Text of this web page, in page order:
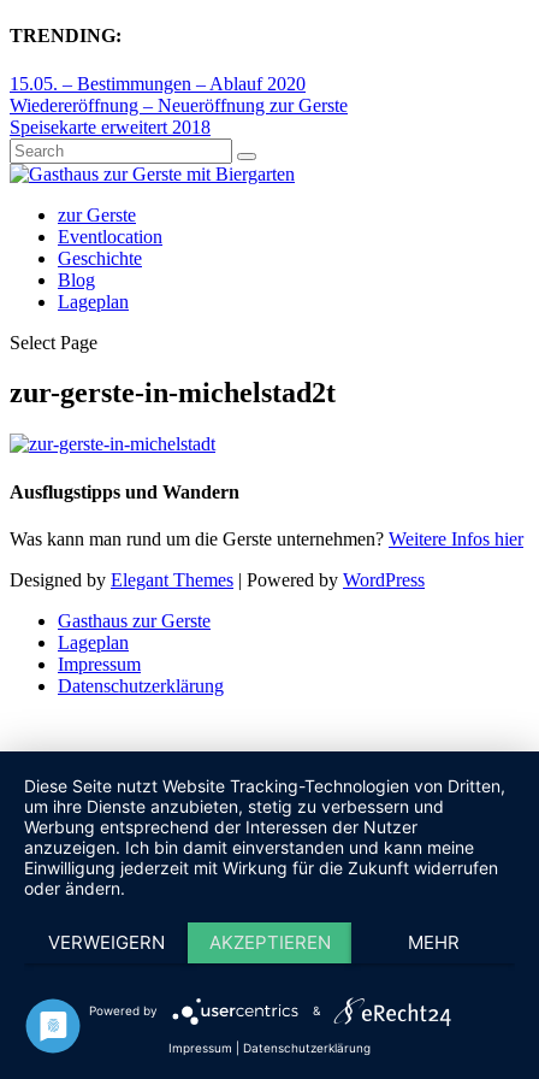
TRENDING:
15.05. – Bestimmungen – Ablauf 2020
Wiedereröffnung – Neueröffnung zur Gerste
Speisekarte erweitert 2018
zur Gerste
Eventlocation
Geschichte
Blog
Lageplan
Select Page
zur-gerste-in-michelstad2t
Ausflugstipps und Wandern
Was kann man rund um die Gerste unternehmen? Weitere Infos hier
Designed by Elegant Themes | Powered by WordPress
Gasthaus zur Gerste
Lageplan
Impressum
Datenschutzerklärung
Diese Seite nutzt Website Tracking-Technologien von Dritten,
um ihre Dienste anzubieten, stetig zu verbessern und
Werbung entsprechend der Interessen der Nutzer
anzuzeigen. Ich bin damit einverstanden und kann meine
Einwilligung jederzeit mit Wirkung für die Zukunft widerrufen
oder ändern.
VERWEIGERN AKZEPTIEREN MEHR
Powered by &
Impressum Datenschutzerklärung